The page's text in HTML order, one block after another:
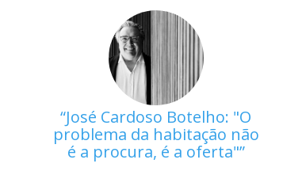
José Cardoso Botelho: "O
problema da habitação não
é a procura, é a oferta"